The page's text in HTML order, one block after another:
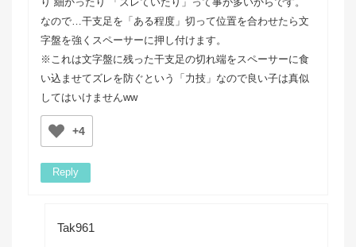
なので…干支足を「ある程度」切って位置を合わせたら文
字盤を強くスペーサーに押し付けます。
※これは文字盤に残った干支足の切れ端をスペーサーに食
い込ませてズレを防ぐという「力技」なので良い子は真似
してはいけませんww
+4
Reply
Tak961